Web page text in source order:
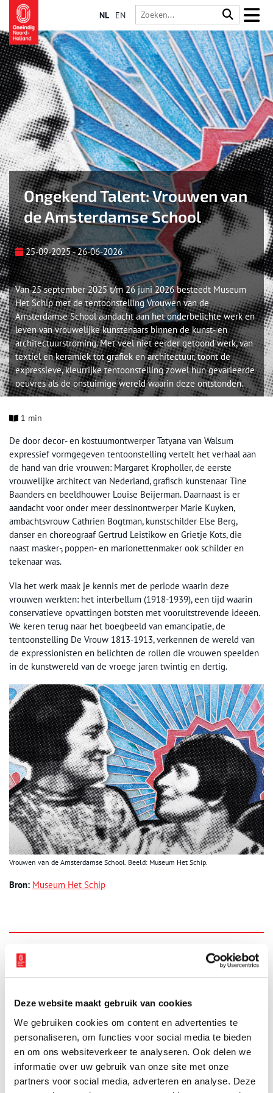
Deze website maakt gebruik van cookies
We gebruiken cookies om content en advertenties te
personaliseren, om functies voor social media te bieden
en om ons websiteverkeer te analyseren. Ook delen we
informatie over uw gebruik van onze site met onze
partners voor social media, adverteren en analyse. Deze
NL EN
Ongekend Talent: Vrouwen van
de Amsterdamse School
25-09-2025 - 26-06-2026
Van 25 september 2025 t/m 26 juni 2026 besteedt Museum
Het Schip met de tentoonstelling Vrouwen van de
Amsterdamse School aandacht aan het onderbelichte werk en
leven van vrouwelijke kunstenaars binnen de kunst- en
architectuurstroming. Met veel niet eerder getoond werk, van
textiel en keramiek tot grafiek en architectuur, toont de
expressieve, kleurrijke tentoonstelling zowel hun gevarieerde
oeuvres als de onstuimige wereld waarin deze ontstonden.
1 min
De door decor- en kostuumontwerper Tatyana van Walsum
expressief vormgegeven tentoonstelling vertelt het verhaal aan
de hand van drie vrouwen: Margaret Kropholler, de eerste
vrouwelijke architect van Nederland, grafisch kunstenaar Tine
Baanders en beeldhouwer Louise Beijerman. Daarnaast is er
aandacht voor onder meer dessinontwerper Marie Kuyken,
ambachtsvrouw Cathrien Bogtman, kunstschilder Else Berg,
danser en choreograaf Gertrud Leistikow en Grietje Kots, die
naast masker-, poppen- en marionettenmaker ook schilder en
tekenaar was.
Via het werk maak je kennis met de periode waarin deze
vrouwen werkten: het interbellum (1918-1939), een tijd waarin
conservatieve opvattingen botsten met vooruitstrevende ideeën.
We keren terug naar het boegbeeld van emancipatie, de
tentoonstelling De Vrouw 1813-1913, verkennen de wereld van
de expressionisten en belichten de rollen die vrouwen speelden
in de kunstwereld van de vroege jaren twintig en dertig.
Vrouwen van de Amsterdamse School. Beeld: Museum Het Schip.
Bron: Museum Het Schip
Ontvang de nieuwsbrief
Wilt u op de hoogte blijven van de mooiste verhalen en het
wekelijkse nieuwsbrief!
Bij inschrijving gaat u akkoord met onsprivacybeleid.